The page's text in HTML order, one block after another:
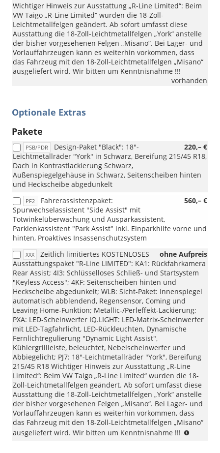
Wichtiger Hinweis zur Ausstattung „R-Line Limited“: Beim
VW Taigo „R-Line Limited“ wurden die 18-Zoll-
Leichtmetallfelgen geändert. Ab sofort umfasst diese
Ausstattung die 18-Zoll-Leichtmetallfelgen „York“ anstelle
der bisher vorgesehenen Felgen „Misano“. Bei Lager- und
Vorlauffahrzeugen kann es weiterhin vorkommen, dass
das Fahrzeug mit den 18-Zoll-Leichtmetallfelgen „Misano“
ausgeliefert wird. Wir bitten um Kenntnisnahme !!!
vorhanden
Optionale Extras
Pakete
PSB/PDR 220,– €
Design-Paket "Black": 18"-
Leichtmetallräder "York" in Schwarz, Bereifung 215/45 R18,
Dach in Kontrastlackierung Schwarz,
Außenspiegelgehäuse in Schwarz, Seitenscheiben hinten
und Heckscheibe abgedunkelt
PF2 560,– €
Fahrerassistenzpaket:
Spurwechselassistent "Side Assist" mit
Totwinkelüberwachung und Ausparkassistent,
Parklenkassistent "Park Assist" inkl. Einparkhilfe vorne und
hinten, Proaktives Insassenschutzsystem
XXX ohne Aufpreis
Zeitlich limitiertes KOSTENLOSES
Ausstattungspaket "R-Line LIMITED": KA1: Rückfahrkamera
Rear Assist; 4I3: Schlüsselloses Schließ- und Startsystem
"Keyless Access"; 4KF: Seitenscheiben hinten und
Heckscheibe abgedunkelt; WLB: Sicht-Paket: Innenspiegel
automatisch abblendend, Regensensor, Coming und
Leaving Home-Funktion; Metallic-/Perleffekt-Lackierung;
PXA: LED-Scheinwerfer IQ.LIGHT: LED-Matrix-Scheinwerfer
mit LED-Tagfahrlicht, LED-Rückleuchten, Dynamische
Fernlichtregulierung "Dynamic Light Assist",
Kühlergrillleiste, beleuchtet, Nebelscheinwerfer und
Abbiegelicht; PJ7: 18"-Leichtmetallräder "York", Bereifung
215/45 R18 Wichtiger Hinweis zur Ausstattung „R-Line
Limited“: Beim VW Taigo „R-Line Limited“ wurden die 18-
Zoll-Leichtmetallfelgen geändert. Ab sofort umfasst diese
Ausstattung die 18-Zoll-Leichtmetallfelgen „York“ anstelle
der bisher vorgesehenen Felgen „Misano“. Bei Lager- und
Vorlauffahrzeugen kann es weiterhin vorkommen, dass
das Fahrzeug mit den 18-Zoll-Leichtmetallfelgen „Misano“
ausgeliefert wird. Wir bitten um Kenntnisnahme !!!